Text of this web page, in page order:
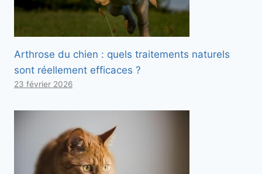
Arthrose du chien : quels traitements naturels
sont réellement efficaces ?
23 février 2026